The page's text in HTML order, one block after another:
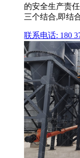
的安全生产责
三个结合,即结
联系电话: 180